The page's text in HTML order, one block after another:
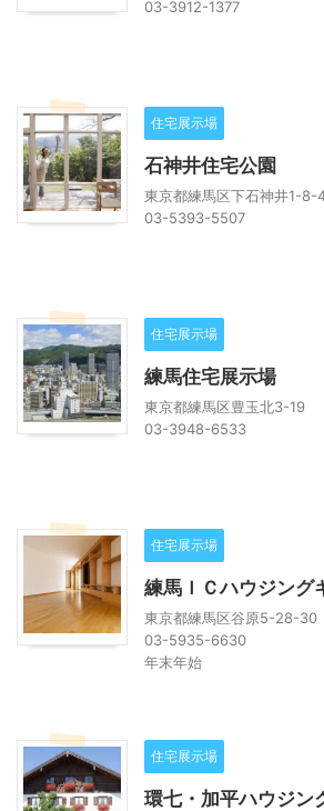
03-3912-1377
住宅展示場
石神井住宅公園
東京都練馬区下石神井1-8-
03-5393-5507
住宅展示場
練馬住宅展示場
東京都練馬区豊玉北3-19
03-3948-6533
住宅展示場
練馬ＩＣハウジング
東京都練馬区谷原5-28-30
03-5935-6630
年末年始
住宅展示場
環七・加平ハウジン